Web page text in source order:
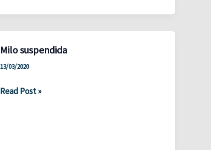
Milo suspendida
13/03/2020
Milo
Read Post »